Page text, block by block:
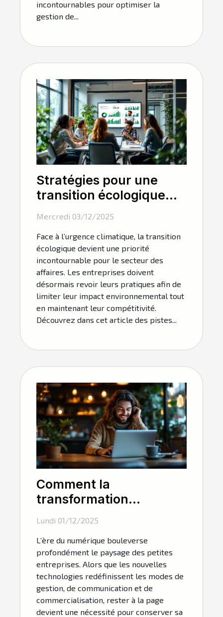
incontournables pour optimiser la
gestion de...
Stratégies pour une
transition écologique
dans le secteur des
affaires
Mercredi 03/12/2025
Face à l’urgence climatique, la transition
écologique devient une priorité
incontournable pour le secteur des
affaires. Les entreprises doivent
désormais revoir leurs pratiques afin de
limiter leur impact environnemental tout
en maintenant leur compétitivité.
Découvrez dans cet article des pistes...
Comment la
transformation
elle les petites
entreprises ?
Lundi 01/12/2025
L’ère du numérique bouleverse
profondément le paysage des petites
entreprises. Alors que les nouvelles
technologies redéfinissent les modes de
gestion, de communication et de
commercialisation, rester à la page
devient une nécessité pour conserver sa